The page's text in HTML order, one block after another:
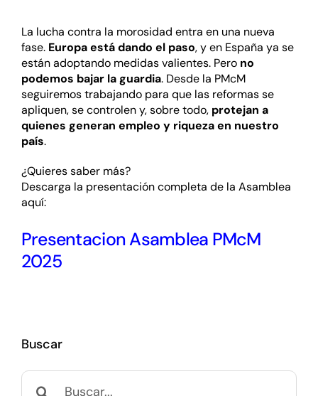
La lucha contra la morosidad entra en una nueva
fase. Europa está dando el paso, y en España ya se
están adoptando medidas valientes. Pero no
podemos bajar la guardia. Desde la PMcM
seguiremos trabajando para que las reformas se
apliquen, se controlen y, sobre todo, protejan a
quienes generan empleo y riqueza en nuestro
país.
¿Quieres saber más?
Descarga la presentación completa de la Asamblea
aquí:
Presentacion Asamblea PMcM
2025
Buscar
Buscar: